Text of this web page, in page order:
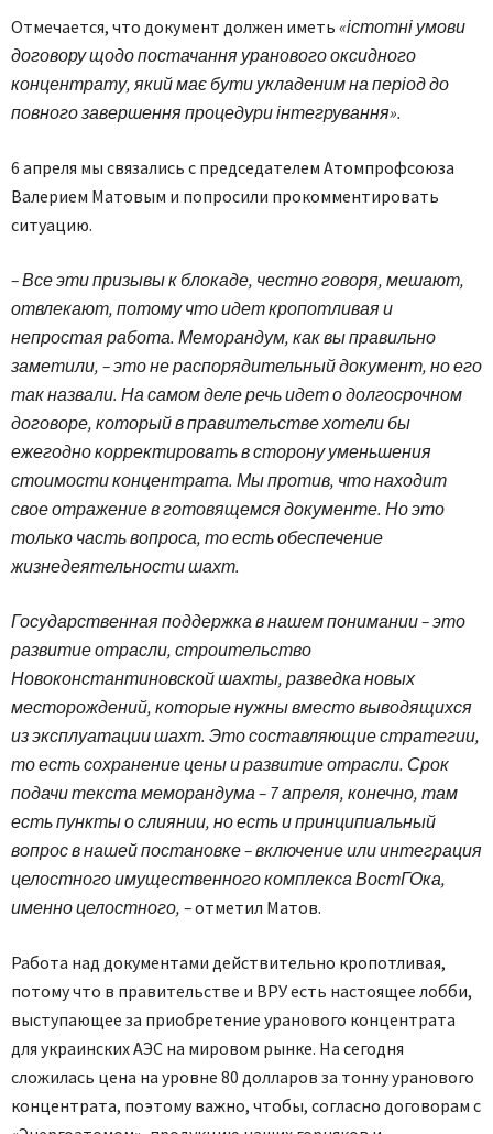
Отмечается, что документ должен иметь «істотні умови
договору щодо постачання уранового оксидного
концентрату, який має бути укладеним на період до
повного завершення процедури інтегрування».
6 апреля мы связались с председателем Атомпрофсоюза
Валерием Матовым и попросили прокомментировать
ситуацию.
– Все эти призывы к блокаде, честно говоря, мешают,
отвлекают, потому что идет кропотливая и
непростая работа. Меморандум, как вы правильно
заметили, – это не распорядительный документ, но его
так назвали. На самом деле речь идет о долгосрочном
договоре, который в правительстве хотели бы
ежегодно корректировать в сторону уменьшения
стоимости концентрата. Мы против, что находит
свое отражение в готовящемся документе. Но это
только часть вопроса, то есть обеспечение
жизнедеятельности шахт.
Государственная поддержка в нашем понимании – это
развитие отрасли, строительство
Новоконстантиновской шахты, разведка новых
месторождений, которые нужны вместо выводящихся
из эксплуатации шахт. Это составляющие стратегии,
то есть сохранение цены и развитие отрасли. Срок
подачи текста меморандума – 7 апреля, конечно, там
есть пункты о слиянии, но есть и принципиальный
вопрос в нашей постановке – включение или интеграция
целостного имущественного комплекса ВостГОка,
именно целостного, –отметил Матов.
Работа над документами действительно кропотливая,
потому что в правительстве и ВРУ есть настоящее лобби,
выступающее за приобретение уранового концентрата
для украинских АЭС на мировом рынке. На сегодня
сложилась цена на уровне 80 долларов за тонну уранового
концентрата, поэтому важно, чтобы, согласно договорам с